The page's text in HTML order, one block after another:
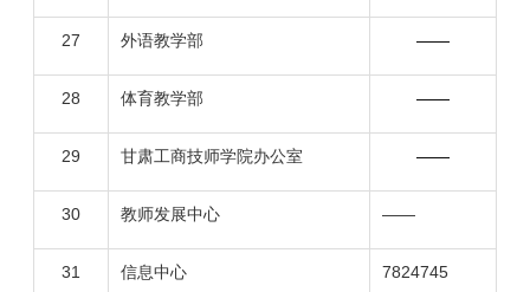
27 外语教学部 ——
28 体育教学部 ——
29 甘肃工商技师学院办公室 ——
30 教师发展中心 ——
31 信息中心 7824745